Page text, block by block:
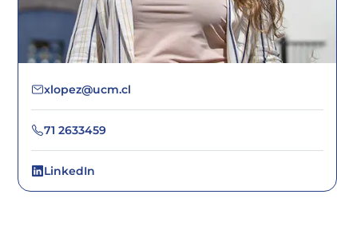
xlopez@ucm.cl
71 2633459
LinkedIn